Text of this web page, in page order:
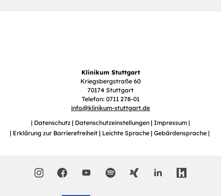
Klinikum Stuttgart
Kriegsbergstraße 60
70174 Stuttgart
Telefon: 0711 278-01
info@klinikum-stuttgart.de
Datenschutz
Datenschutzeinstellungen
Impressum
Erklärung zur Barrierefreiheit
Leichte Sprache Gebärdensprache